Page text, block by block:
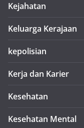
Kejahatan
Keluarga Kerajaan
kepolisian
Kerja dan Karier
Kesehatan
Kesehatan Mental